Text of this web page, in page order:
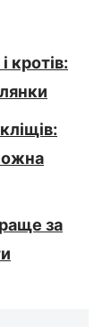
кротів:
за